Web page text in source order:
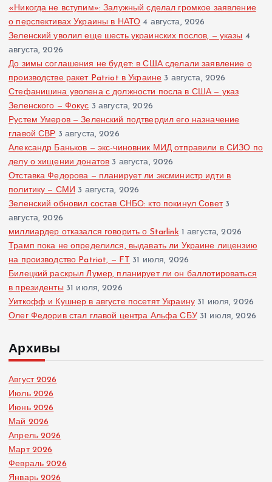
«Никогда не вступим»: Залужный сделал громкое заявление
о перспективах Украины в НАТО 4 августа, 2026
Зеленский уволил еще шесть украинских послов, — указы 4
августа, 2026
До зимы соглашения не будет: в США сделали заявление о
производстве ракет Patriot в Украине 3 августа, 2026
Стефанишина уволена с должности посла в США — указ
Зеленского — Фокус 3 августа, 2026
Рустем Умеров — Зеленский подтвердил его назначение
главой СВР 3 августа, 2026
Александр Баньков — экс-чиновник МИД отправили в СИЗО по
делу о хищении донатов 3 августа, 2026
Отставка Федорова — планирует ли эксминистр идти в
политику — СМИ 3 августа, 2026
Зеленский обновил состав СНБО: кто покинул Совет 3
августа, 2026
миллиардер отказался говорить о Starlink 1 августа, 2026
Трамп пока не определился, выдавать ли Украине лицензию
на производство Patriot, — FT 31 июля, 2026
Билецкий раскрыл Лумер, планирует ли он баллотироваться
в президенты 31 июля, 2026
Уиткофф и Кушнер в августе посетят Украину 31 июля, 2026
Олег Федорив стал главой центра Альфа СБУ 31 июля, 2026
Архивы
Август 2026
Июль 2026
Июнь 2026
Май 2026
Апрель 2026
Март 2026
Февраль 2026
Январь 2026